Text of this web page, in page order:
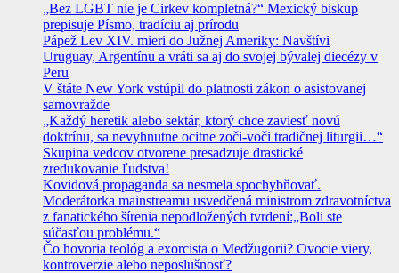
„Bez LGBT nie je Cirkev kompletná?“ Mexický biskup
prepisuje Písmo, tradíciu aj prírodu
Pápež Lev XIV. mieri do Južnej Ameriky: Navštívi
Uruguay, Argentínu a vráti sa aj do svojej bývalej diecézy v
Peru
V štáte New York vstúpil do platnosti zákon o asistovanej
samovražde
„Každý heretik alebo sektár, ktorý chce zaviesť novú
doktrínu, sa nevyhnutne ocitne zoči-voči tradičnej liturgii…“
Skupina vedcov otvorene presadzuje drastické
zredukovanie ľudstva!
Kovidová propaganda sa nesmela spochybňovať.
Moderátorka mainstreamu usvedčená ministrom zdravotníctva
z fanatického šírenia nepodložených tvrdení:„Boli ste
súčasťou problému.“
Čo hovoria teológ a exorcista o Medžugorii? Ovocie viery,
kontroverzie alebo neposlušnosť?